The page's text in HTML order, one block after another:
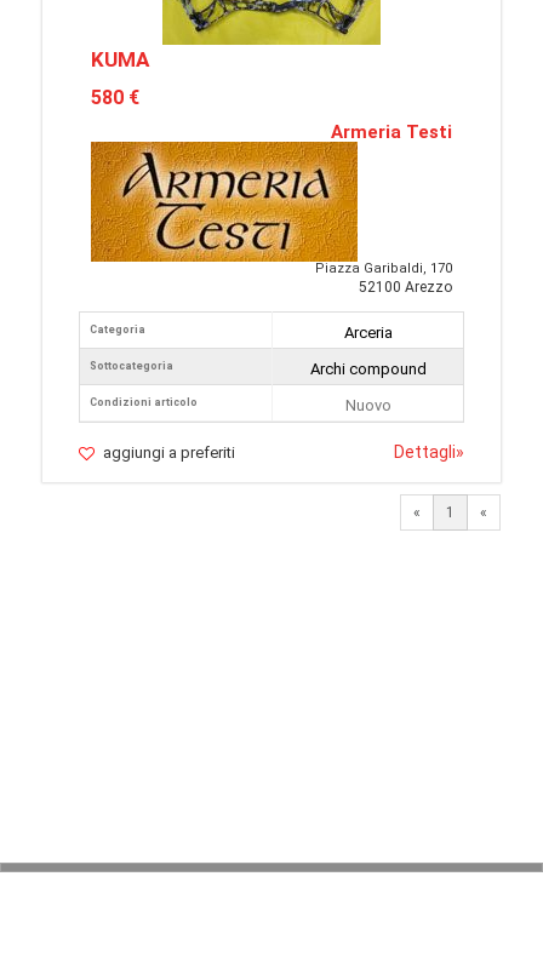
KUMA
580 €
Armeria Testi
Piazza Garibaldi, 170
52100 Arezzo
Categoria
Sottocategoria
Condizioni articolo
Arceria
Archi compound
Nuovo
aggiungi a preferiti Dettagli»
« 1 «